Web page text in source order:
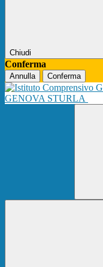
Chiudi
Conferma
Annulla Conferma
GENOVA STURLA